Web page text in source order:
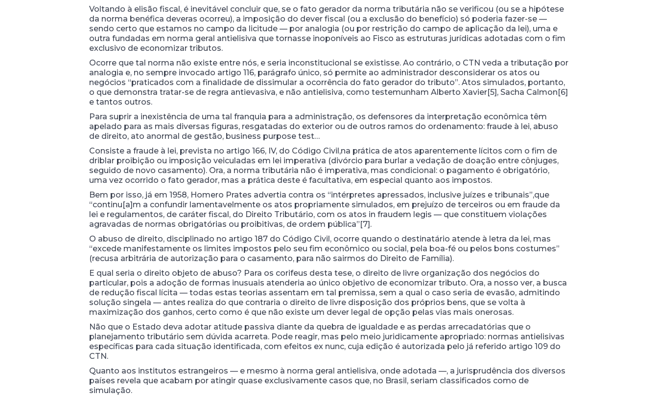
Voltando à elisão fiscal, é inevitável concluir que, se o fato gerador da norma tributária não se verificou (ou se a hipótese
da norma benéfica deveras ocorreu), a imposição do dever fiscal (ou a exclusão do benefício) só poderia fazer-se —
sendo certo que estamos no campo da licitude — por analogia (ou por restrição do campo de aplicação da lei), uma e
outra fundadas em norma geral antielisiva que tornasse inoponíveis ao Fisco as estruturas jurídicas adotadas com o fim
exclusivo de economizar tributos.
Ocorre que tal norma não existe entre nós, e seria inconstitucional se existisse. Ao contrário, o CTN veda a tributação por
analogia e, no sempre invocado artigo 116, parágrafo único, só permite ao administrador desconsiderar os atos ou
negócios “praticados com a finalidade de dissimular a ocorrência do fato gerador do tributo”. Atos simulados, portanto,
o que demonstra tratar-se de regra antievasiva, e não antielisiva, como testemunham Alberto Xavier[5], Sacha Calmon[6]
e tantos outros.
Para suprir a inexistência de uma tal franquia para a administração, os defensores da interpretação econômica têm
apelado para as mais diversas figuras, resgatadas do exterior ou de outros ramos do ordenamento: fraude à lei, abuso
de direito, ato anormal de gestão, business purpose test…
Consiste a fraude à lei, prevista no artigo 166, IV, do Código Civil,na prática de atos aparentemente lícitos com o fim de
driblar proibição ou imposição veiculadas em lei imperativa (divórcio para burlar a vedação de doação entre cônjuges,
seguido de novo casamento). Ora, a norma tributária não é imperativa, mas condicional: o pagamento é obrigatório,
uma vez ocorrido o fato gerador, mas a prática deste é facultativa, em especial quanto aos impostos.
Bem por isso, já em 1958, Homero Prates advertia contra os “intérpretes apressados, inclusive juízes e tribunais”,que
“continu[a]m a confundir lamentavelmente os atos propriamente simulados, em prejuízo de terceiros ou em fraude da
lei e regulamentos, de caráter fiscal, do Direito Tributário, com os atos in fraudem legis — que constituem violações
agravadas de normas obrigatórias ou proibitivas, de ordem pública”[7].
O abuso de direito, disciplinado no artigo 187 do Código Civil, ocorre quando o destinatário atende à letra da lei, mas
“excede manifestamente os limites impostos pelo seu fim econômico ou social, pela boa-fé ou pelos bons costumes”
(recusa arbitrária de autorização para o casamento, para não sairmos do Direito de Família).
E qual seria o direito objeto de abuso? Para os corifeus desta tese, o direito de livre organização dos negócios do
particular, pois a adoção de formas inusuais atenderia ao único objetivo de economizar tributo. Ora, a nosso ver, a busca
de redução fiscal lícita — todas estas teorias assentam em tal premissa, sem a qual o caso seria de evasão, admitindo
solução singela — antes realiza do que contraria o direito de livre disposição dos próprios bens, que se volta à
maximização dos ganhos, certo como é que não existe um dever legal de opção pelas vias mais onerosas.
Não que o Estado deva adotar atitude passiva diante da quebra de igualdade e as perdas arrecadatórias que o
planejamento tributário sem dúvida acarreta. Pode reagir, mas pelo meio juridicamente apropriado: normas antielisivas
específicas para cada situação identificada, com efeitos ex nunc, cuja edição é autorizada pelo já referido artigo 109 do
CTN.
Quanto aos institutos estrangeiros — e mesmo à norma geral antielisiva, onde adotada —, a jurisprudência dos diversos
países revela que acabam por atingir quase exclusivamente casos que, no Brasil, seriam classificados como de
simulação.